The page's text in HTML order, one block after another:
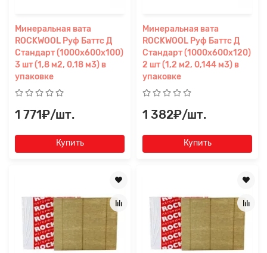
Минеральная вата
ROCKWOOL Руф Баттс Д
Стандарт (1000x600x100)
3 шт (1,8 м2, 0,18 м3) в
упаковке
1 771₽/шт.
Купить
Минеральная вата
ROCKWOOL Руф Баттс Д
Стандарт (1000x600x120)
2 шт (1,2 м2, 0,144 м3) в
упаковке
1 382₽/шт.
Купить